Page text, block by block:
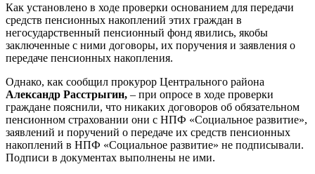
Как установлено в ходе проверки основанием для передачи
средств пенсионных накоплений этих граждан в
негосударственный пенсионный фонд явились, якобы
заключенные с ними договоры, их поручения и заявления о
передаче пенсионных накопления.
Однако, как сообщил прокурор Центрального района
Александр Расстрыгин, – при опросе в ходе проверки
граждане пояснили, что никаких договоров об обязательном
пенсионном страховании они с НПФ «Социальное развитие»,
заявлений и поручений о передаче их средств пенсионных
накоплений в НПФ «Социальное развитие» не подписывали.
Подписи в документах выполнены не ими.